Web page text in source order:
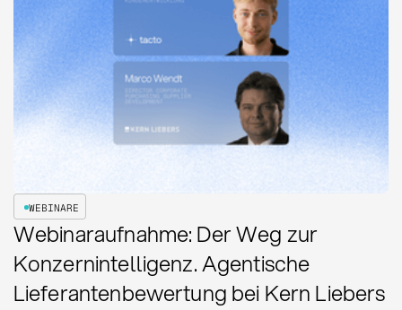
WEBINARE
Webinaraufnahme: Der Weg zur
Konzernintelligenz. Agentische
Lieferantenbewertung bei Kern Liebers